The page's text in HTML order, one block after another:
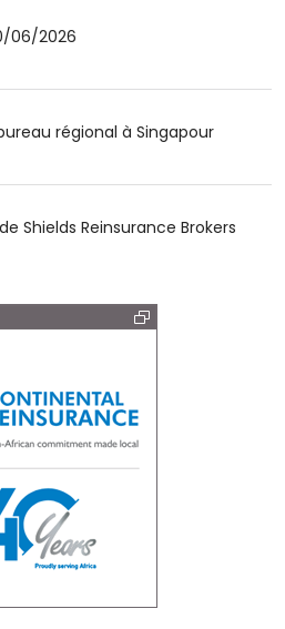
06/2026
régional à Singapour
Shields Reinsurance Brokers